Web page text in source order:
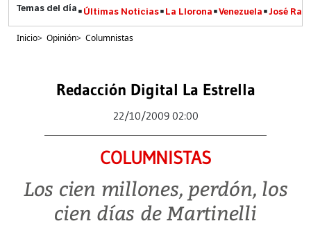
Últimas Noticias La Llorona Venezuela José
Inicio> Opinión> Columnistas
Redacción Digital La Estrella
22/10/2009 02:00
COLUMNISTAS
Los cien millones, perdón, los
cien días de Martinelli